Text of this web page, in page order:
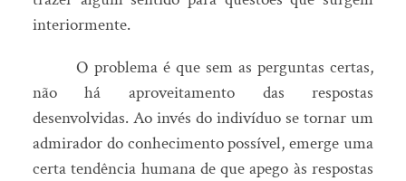
interiormente.
O problema é que sem as perguntas certas,
não há aproveitamento das respostas
desenvolvidas. Ao invés do indivíduo se tornar um
admirador do conhecimento possível, emerge uma
certa tendência humana de que apego às respostas